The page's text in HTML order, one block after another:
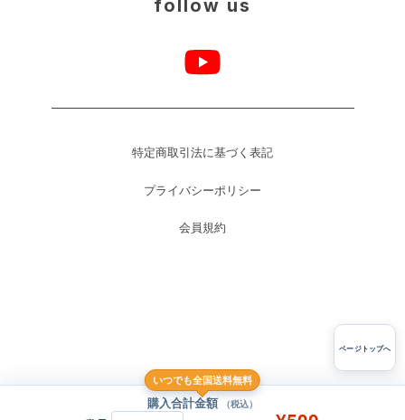
購入合計金額 （税込）
いつでも全国送料無料
follow us
特定商取引法に基づく表記
プライバシーポリシー
会員規約
ページトップへ